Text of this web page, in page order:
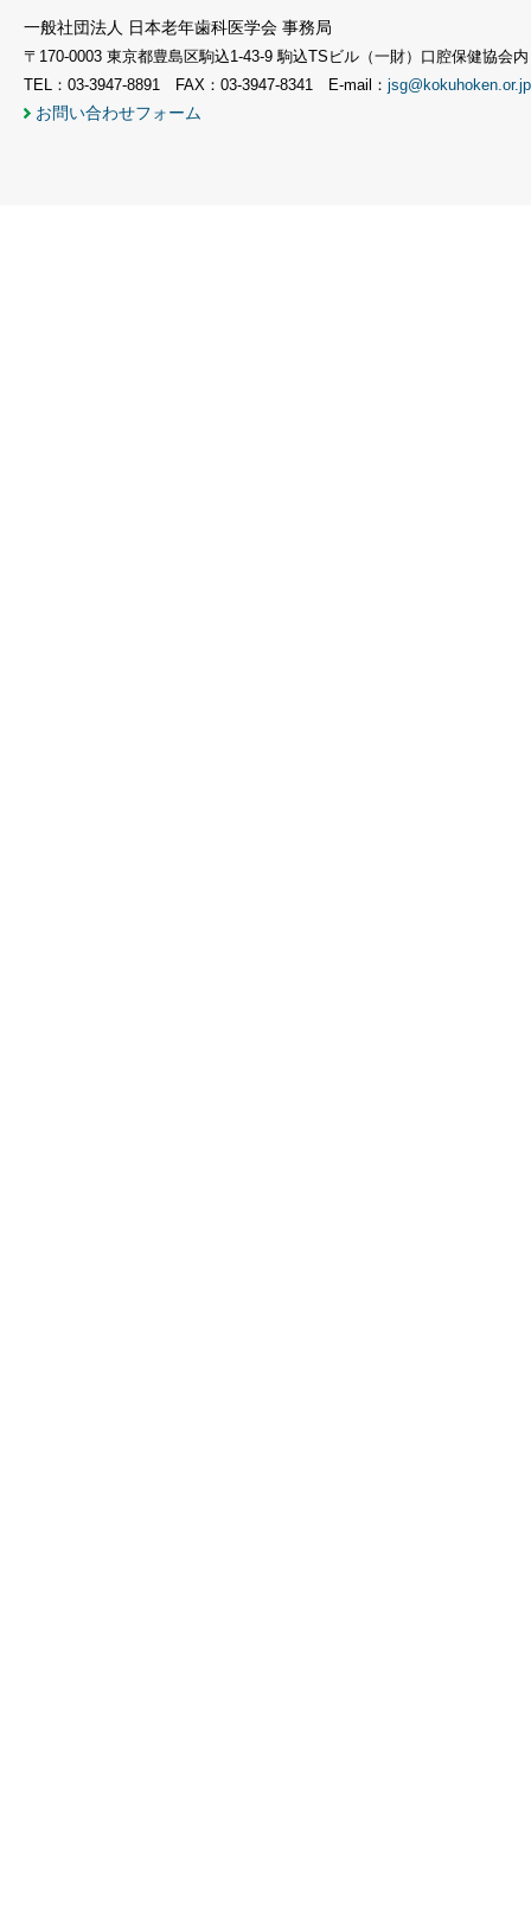
一般社団法人 日本老年歯科医学会 事務局
〒170-0003 東京都豊島区駒込1-43-9 駒込TSビル（一財）口腔保健協会内
TEL：03-3947-8891 FAX：03-3947-8341 E-mail： jsg@kokuhoken.or.jp
お問い合わせフォーム